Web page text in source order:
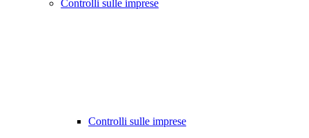
Controlli sulle imprese
Controlli sulle imprese